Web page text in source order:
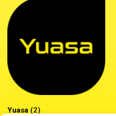
Yuasa (2)